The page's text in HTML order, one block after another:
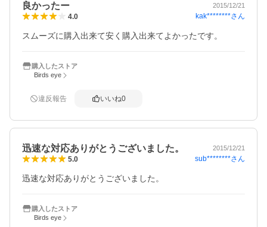
良かったー 2015/12/21
4.0 kak********さん
スムーズに購入出来て安く購入出来てよかったです。
購入したストア
Birds eye
違反報告 いいね0
迅速な対応ありがとうございました。 2015/12/21
5.0 sub********さん
迅速な対応ありがとうございました。
購入したストア
Birds eye